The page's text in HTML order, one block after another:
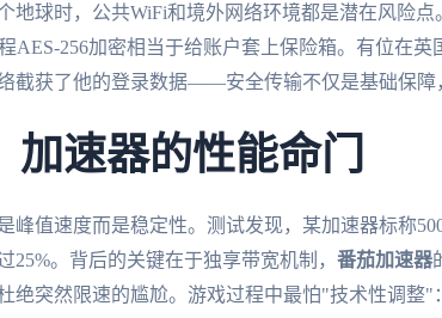
地球时，公共WiFi和境外网络环境都是潜在风险
AES-256加密相当于给账户套上保险箱。有位在英
截获了他的登录数据——安全传输不仅是基础保障
加速器的性能命门
峰值速度而是稳定性。测试发现，某加速器标称
25%。背后的关键在于独享带宽机制， 番茄加速器
绝突然限速的尴尬。游戏过程中最怕"技术性调整"